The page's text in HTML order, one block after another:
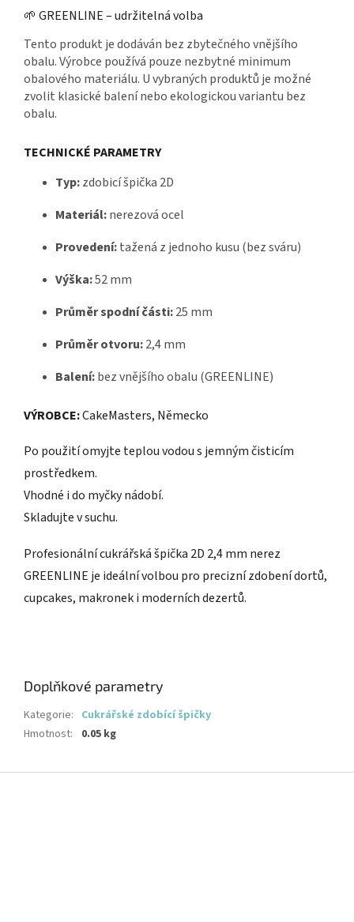
🌱 GREENLINE – udržitelná volba
Tento produkt je dodáván bez zbytečného vnějšího
obalu. Výrobce používá pouze nezbytné minimum
obalového materiálu. U vybraných produktů je možné
zvolit klasické balení nebo ekologickou variantu bez
obalu.
TECHNICKÉ PARAMETRY
Typ:zdobicí špička 2D
Materiál:nerezová ocel
Provedení:tažená z jednoho kusu (bez sváru)
Výška:52 mm
Průměr spodní části:25 mm
Průměr otvoru:2,4 mm
Balení:bez vnějšího obalu (GREENLINE)
VÝROBCE:CakeMasters, Německo
Po použití omyjte teplou vodou s jemným čisticím
prostředkem.
Vhodné i do myčky nádobí.
Skladujte v suchu.
Profesionální cukrářská špička 2D 2,4 mm nerez
GREENLINE je ideální volbou pro precizní zdobení dortů,
cupcakes, makronek i moderních dezertů.
Doplňkové parametry
Kategorie: Cukrářské zdobící špičky
Hmotnost: 0.05 kg